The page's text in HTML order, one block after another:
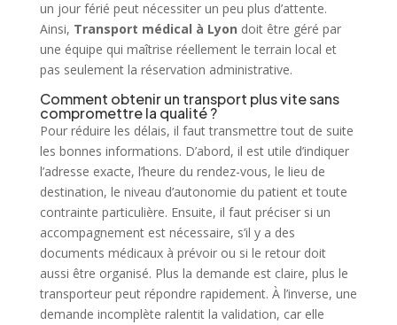
un jour férié peut nécessiter un peu plus d’attente.
Ainsi, Transport médical à Lyon doit être géré par
une équipe qui maîtrise réellement le terrain local et
pas seulement la réservation administrative.
Comment obtenir un transport plus vite sans
compromettre la qualité ?
Pour réduire les délais, il faut transmettre tout de suite
les bonnes informations. D’abord, il est utile d’indiquer
l’adresse exacte, l’heure du rendez-vous, le lieu de
destination, le niveau d’autonomie du patient et toute
contrainte particulière. Ensuite, il faut préciser si un
accompagnement est nécessaire, s’il y a des
documents médicaux à prévoir ou si le retour doit
aussi être organisé. Plus la demande est claire, plus le
transporteur peut répondre rapidement. À l’inverse, une
demande incomplète ralentit la validation, car elle